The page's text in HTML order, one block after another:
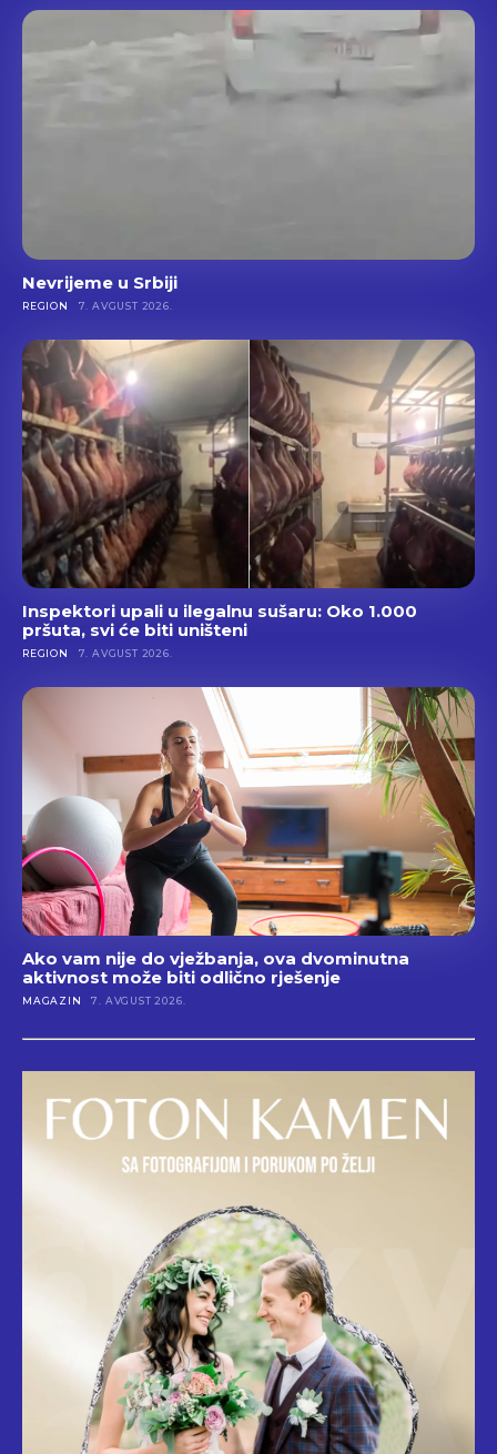
Nevrijeme u Srbiji
REGION 7. AVGUST 2026.
Inspektori upali u ilegalnu sušaru: Oko 1.000
pršuta, svi će biti uništeni
REGION 7. AVGUST 2026.
Ako vam nije do vježbanja, ova dvominutna
aktivnost može biti odlično rješenje
MAGAZIN 7. AVGUST 2026.